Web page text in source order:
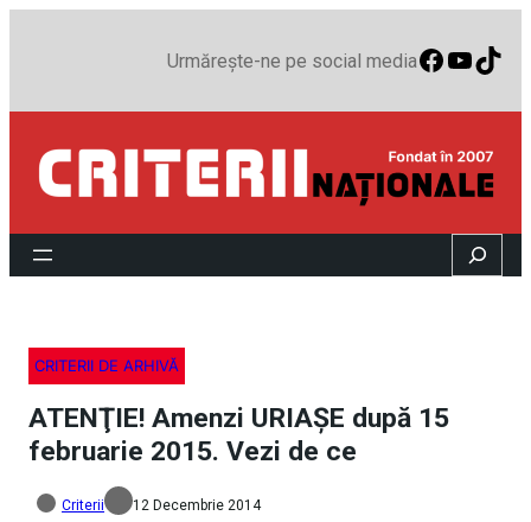
Urmărește-ne pe social media
Search
CRITERII DE ARHIVĂ
ATENŢIE! Amenzi URIAŞE după 15
februarie 2015. Vezi de ce
Criterii 12 Decembrie 2014